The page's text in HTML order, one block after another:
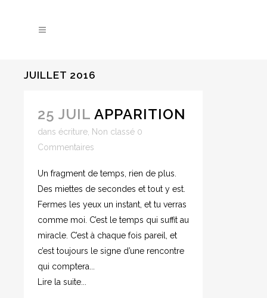
JUILLET 2016
25 JUIL APPARITION
dans écriture Non classé 0
Commentaires
Un fragment de temps, rien de plus.
Des miettes de secondes et tout y est.
Fermes les yeux un instant, et tu verras
comme moi. C’est le temps qui suffit au
miracle. C’est à chaque fois pareil, et
c’est toujours le signe d’une rencontre
qui comptera...
Lire la suite...